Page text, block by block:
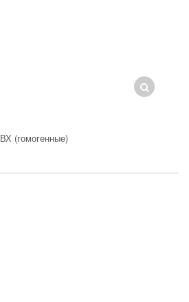
(гомогенные)